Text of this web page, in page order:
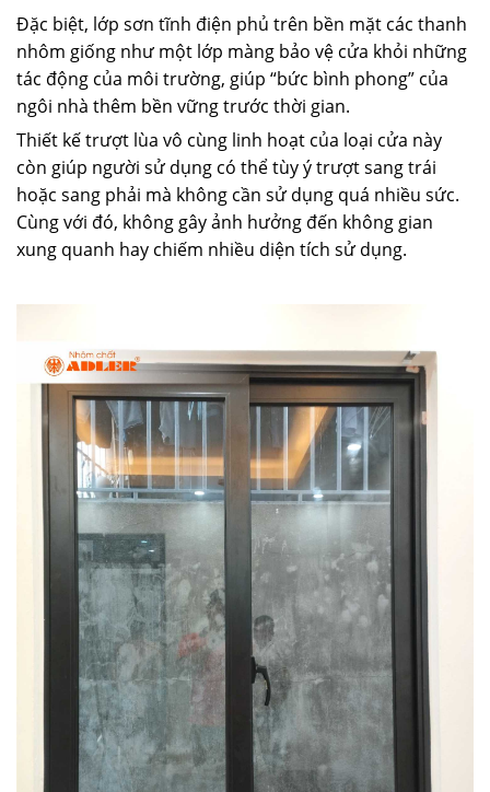
Đặc biệt, lớp sơn tĩnh điện phủ trên bền mặt các thanh
nhôm giống như một lớp màng bảo vệ cửa khỏi những
tác động của môi trường, giúp “bức bình phong” của
ngôi nhà thêm bền vững trước thời gian.
Thiết kế trượt lùa vô cùng linh hoạt của loại cửa này
còn giúp người sử dụng có thể tùy ý trượt sang trái
hoặc sang phải mà không cần sử dụng quá nhiều sức.
Cùng với đó, không gây ảnh hưởng đến không gian
xung quanh hay chiếm nhiều diện tích sử dụng.